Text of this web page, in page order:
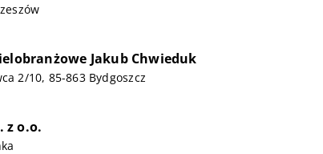
Jakub Chwieduk
2/10, 85-863 Bydgoszcz
z o.o.